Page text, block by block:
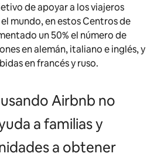
de apoyar a los viajeros
mundo, en estos Centros de
un 50% el número de
en alemán, italiano e inglés, y
en francés y ruso.
Airbnb no
a familias y
a obtener